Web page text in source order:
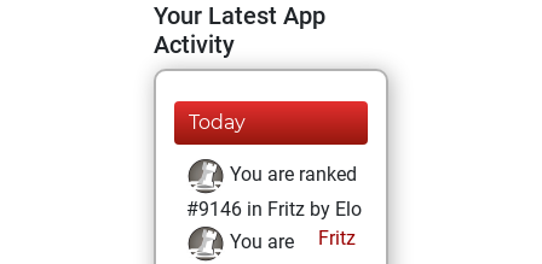
Your Latest App
Activity
Today
You are ranked
#9146 in Fritz by Elo
Fritz
You are